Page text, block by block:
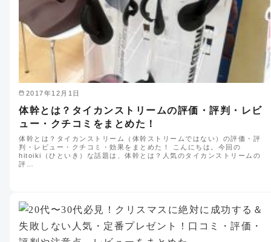
2017年12月1日
体幹とは？タイカンストリームの評価・評判・レビ
ュー・クチコミをまとめた！
体幹とは？タイカンストリーム（体幹ストリームではない）の評価・評
判・レビュー・クチコミ・効果をまとめた！ こんにちは。今回の
hitoiki（ひといき）な話題は、体幹とは？人気のタイカンストリームの
評…